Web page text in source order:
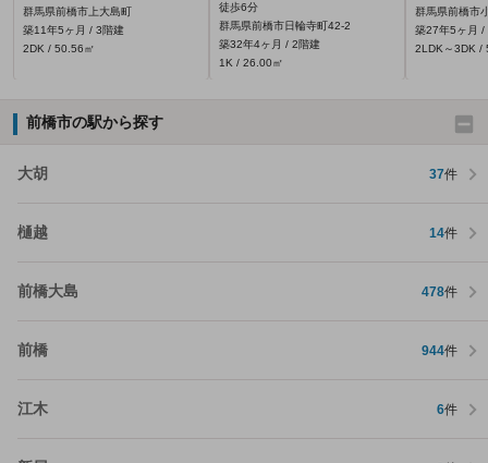
群馬県前橋市上大島町
築11年5ヶ月 / 3階建
2DK / 50.56㎡
徒歩6分
群馬県前橋市日輪寺町42‐2
築32年4ヶ月 / 2階建
1K / 26.00㎡
群馬県前橋市
築27年5ヶ月 /
2LDK～3DK /
前橋市の駅から探す
大胡 37件
樋越 14件
前橋大島 478件
前橋 944件
江木 6件